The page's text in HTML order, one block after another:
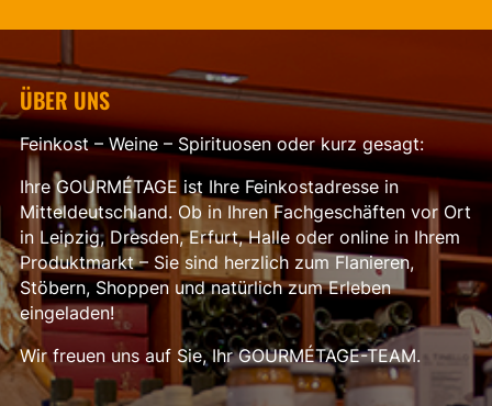
ÜBER UNS
Feinkost – Weine – Spirituosen oder kurz gesagt:
Ihre GOURMÉTAGE ist Ihre Feinkostadresse in
Mitteldeutschland. Ob in Ihren Fachgeschäften vor Ort
in Leipzig, Dresden, Erfurt, Halle oder online in Ihrem
Produktmarkt – Sie sind herzlich zum Flanieren,
Stöbern, Shoppen und natürlich zum Erleben
eingeladen!
Wir freuen uns auf Sie, Ihr GOURMÉTAGE-TEAM.